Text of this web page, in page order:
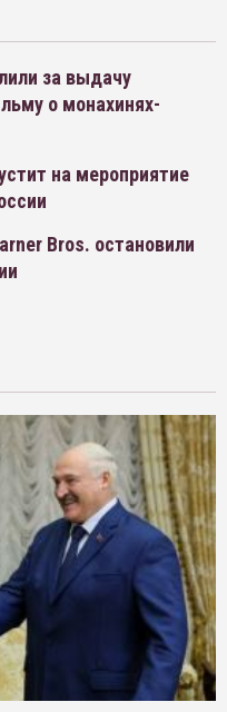
за выдачу
о монахинях-
на мероприятие
Bros. остановили